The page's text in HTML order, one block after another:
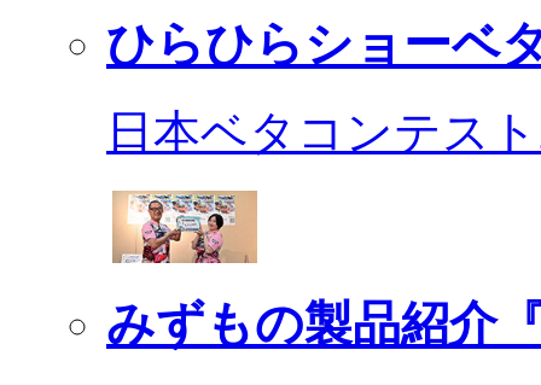
ひらひらショーベ
日本ベタコンテス
みずもの製品紹介